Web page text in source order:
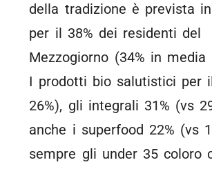
della tradizione è prevista
per il 38% dei residenti del
Mezzogiorno (34% in media
I prodotti bio salutistici per
26%), gli integrali 31% (vs
anche i superfood 22% (vs
sempre gli under 35 coloro